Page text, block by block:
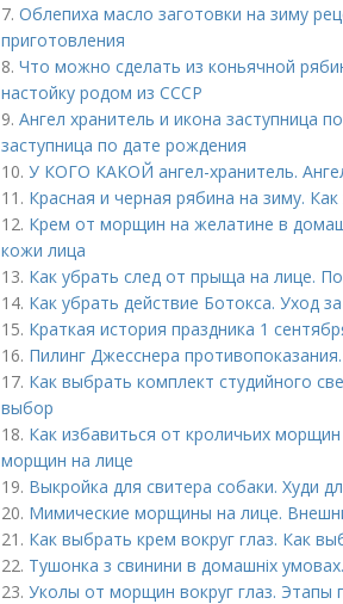
7. Облепиха масло заготовки на зиму
приготовления
8. Что можно сделать из коньячной
настойку родом из СССР
9. Ангел хранитель и икона заступница
заступница по дате рождения
10. У КОГО КАКОЙ ангел-хранитель.
11. Красная и черная рябина на зиму.
12. Крем от морщин на желатине в
кожи лица
13. Как убрать след от прыща на лице.
14. Как убрать действие Ботокса. Уход
15. Краткая история праздника 1
16. Пилинг Джесснера
17. Как выбрать комплект студийного
выбор
18. Как избавиться от кроличьих
морщин на лице
19. Выкройка для свитера собаки. Худи
20. Мимические морщины на лице.
21. Как выбрать крем вокруг глаз. Как
22. Тушонка з свинини в домашніх
23. Уколы от морщин вокруг глаз. Этапы